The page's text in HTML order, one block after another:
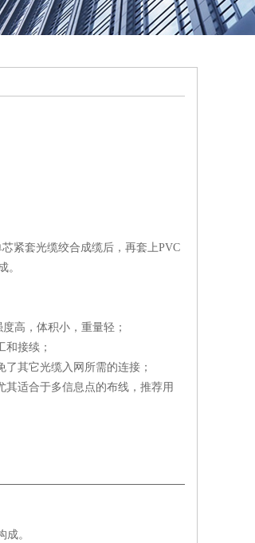
套光缆绞合成缆后，再套上PVC
。
高，体积小，重量轻；
和接续；
其它光缆入网所需的连接；
其适合于多信息点的布线，推荐用
。